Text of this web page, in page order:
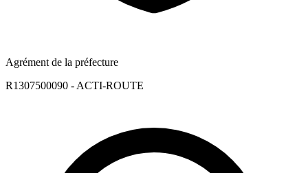
Agrément de la préfecture
R1307500090 - ACTI-ROUTE